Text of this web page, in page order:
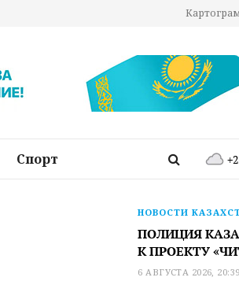
Спорт
НОВОСТИ
ПОЛИЦИЯ
К ПРОЕКТУ
6 АВГУСТА 2026, 20:39